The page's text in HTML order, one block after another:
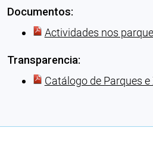
Documentos:
Actividades nos
Transparencia:
Catálogo de Parques e